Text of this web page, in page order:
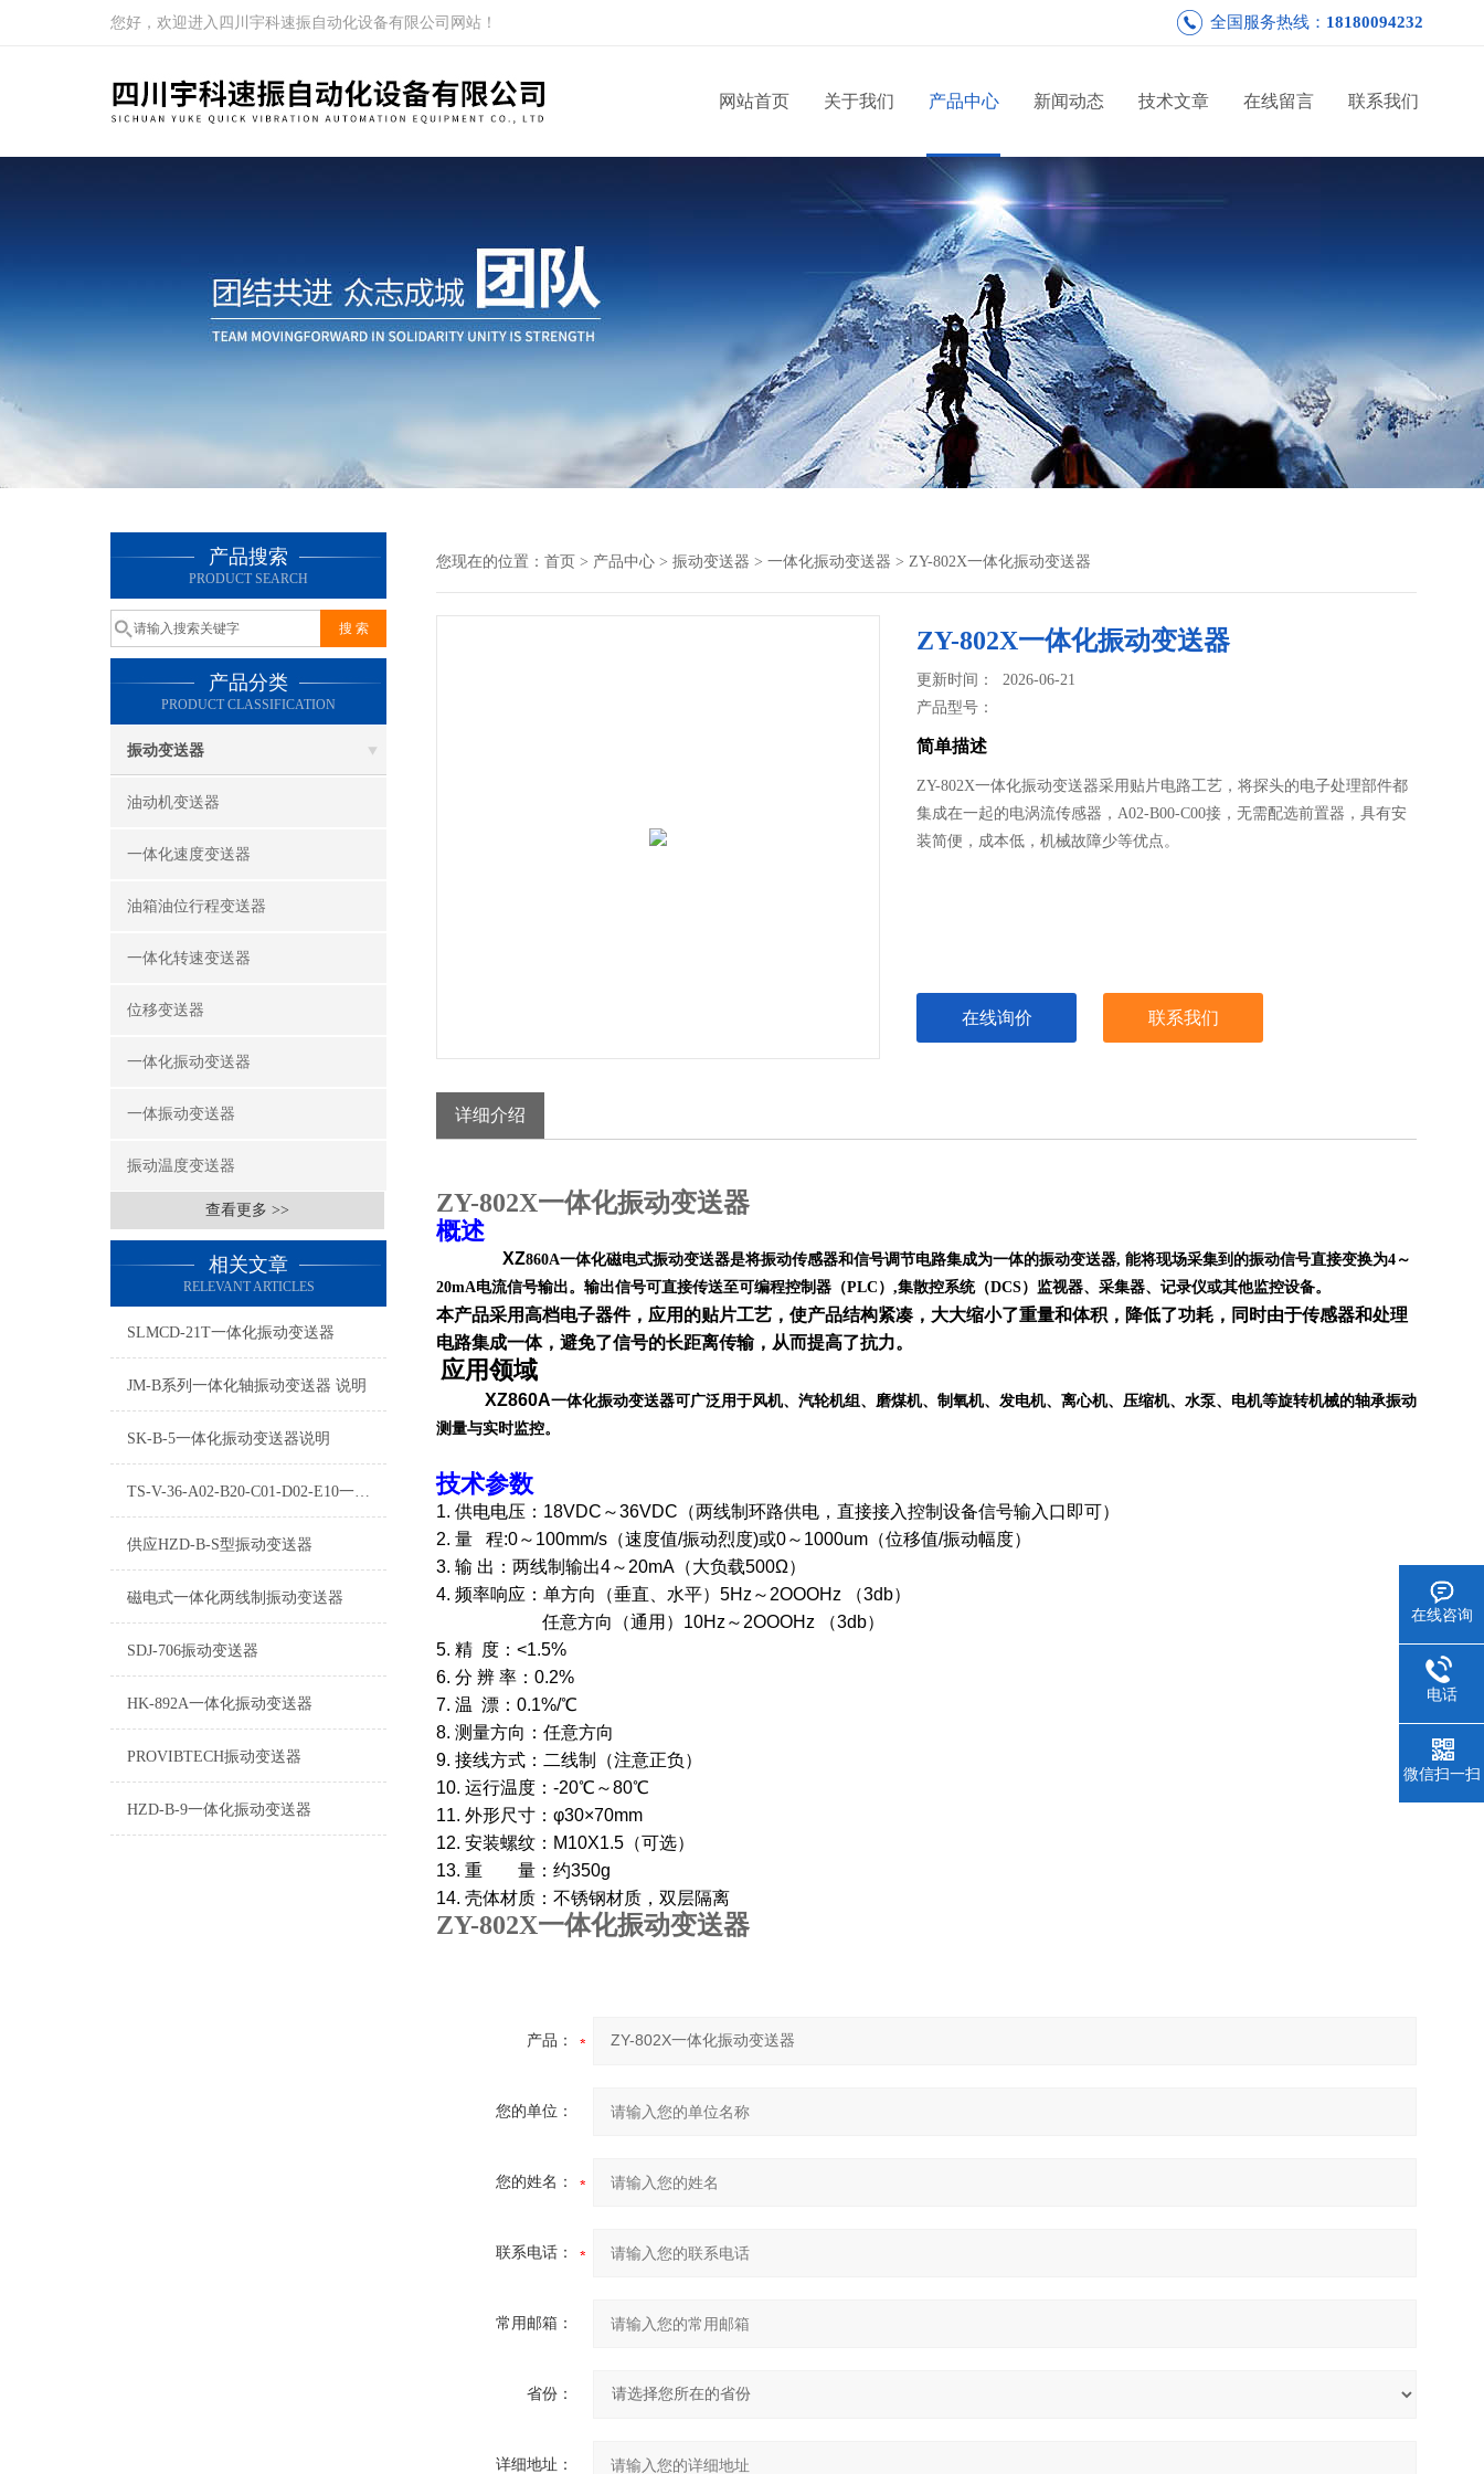
您好，欢迎进入四川宇科速振自动化设备有限公司网站！ 全国服务热线： 18180094232
网站首页 关于我们 产品中心 新闻动态 技术文章 在线留言 联系我们
产品搜索
PRODUCT SEARCH
产品分类
PRODUCT CLASSIFICATION
振动变送器
油动机变送器
一体化速度变送器
油箱油位行程变送器
一体化转速变送器
位移变送器
一体化振动变送器
一体振动变送器
振动温度变送器
查看更多 >>
相关文章
RELEVANT ARTICLES
SLMCD-21T一体化振动变送器
JM-B系列一体化轴振动变送器 说明
SK-B-5一体化振动变送器说明
TS-V-36-A02-B20-C01-D02-E10一体化振动变送器
供应HZD-B-S型振动变送器
磁电式一体化两线制振动变送器
SDJ-706振动变送器
HK-892A一体化振动变送器
PROVIBTECH振动变送器
HZD-B-9一体化振动变送器
您现在的位置： 首页 > 产品中心 > 振动变送器 > 一体化振动变送器 > ZY-802X一体化振动变送器
ZY-802X一体化振动变送器
更新时间： 2026-06-21
产品型号：
简单描述
ZY-802X一体化振动变送器采用贴片电路工艺，将探头的电子处理部件都
集成在一起的电涡流传感器，A02-B00-C00接，无需配选前置器，具有安
装简便，成本低，机械故障少等优点。
在线询价 联系我们
详细介绍
ZY-802X一体化振动变送器
概述
XZ860A一体化磁电式振动变送器是将振动传感器和信号调节电路集成为一体的振动变送器, 能将现场采集到的振动信号直接变换为4～
20mA电流信号输出。输出信号可直接传送至可编程控制器（PLC）,集散控系统（DCS）监视器、采集器、记录仪或其他监控设备。
本产品采用高档电子器件，应用的贴片工艺，使产品结构紧凑，大大缩小了重量和体积，降低了功耗，同时由于传感器和处理
电路集成一体，避免了信号的长距离传输，从而提高了抗力。
应用领域
XZ860A一体化振动变送器可广泛用于风机、汽轮机组、磨煤机、制氧机、发电机、离心机、压缩机、水泵、电机等旋转机械的轴承振动
测量与实时监控。
技术参数
1. 供电电压：18VDC～36VDC（两线制环路供电，直接接入控制设备信号输入口即可）
2. 量 程:0～100mm/s（速度值/振动烈度)或0～1000um（位移值/振动幅度）
3. 输 出：两线制输出4～20mA（大负载500Ω）
4. 频率响应：单方向（垂直、水平）5Hz～2OOOHz （3db）
任意方向（通用）10Hz～2OOOHz （3db）
5. 精 度：<1.5%
6. 分 辨 率：0.2%
7. 温 漂：0.1%/℃
8. 测量方向：任意方向
9. 接线方式：二线制（注意正负）
10. 运行温度：-20℃～80℃
11. 外形尺寸：φ30×70mm
12. 安装螺纹：M10X1.5（可选）
13. 重 量：约350g
14. 壳体材质：不锈钢材质，双层隔离
ZY-802X一体化振动变送器
产品：
您的单位：
您的姓名：
联系电话：
常用邮箱：
省份：
详细地址：
在线咨询
电话
微信扫一扫